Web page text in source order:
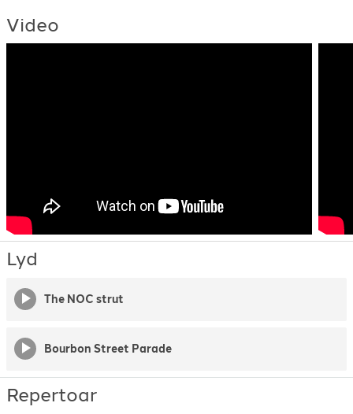
support@gigplanet.no
Video
Lyd
The NOC strut
Bourbon Street Parade
Repertoar